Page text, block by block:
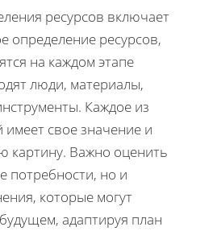
ресурсов включает
определение ресурсов,
на каждом этапе
люди, материалы,
Каждое из
имеет свое значение и
картину. Важно оценить
потребности, но и
которые могут
адаптируя план